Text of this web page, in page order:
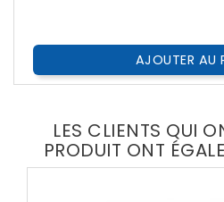
AJOUTER AU
LES CLIENTS QUI
PRODUIT ONT